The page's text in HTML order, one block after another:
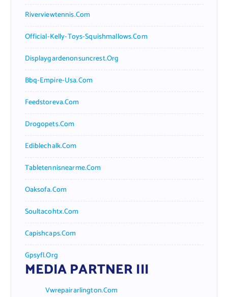
Riverviewtennis.com
Official-Kelly-Toys-Squishmallows.com
Displaygardenonsuncrest.org
Bbq-Empire-Usa.com
Feedstoreva.com
Drogopets.com
Ediblechalk.com
Tabletennisnearme.com
Oaksofa.com
Soultacohtx.com
Capishcaps.com
Gpsyfl.org
MEDIA PARTNER III
Vwrepairarlington.com